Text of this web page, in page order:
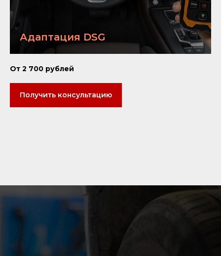
Адаптация DSG
От 2 700 рублей
Получить консультацию